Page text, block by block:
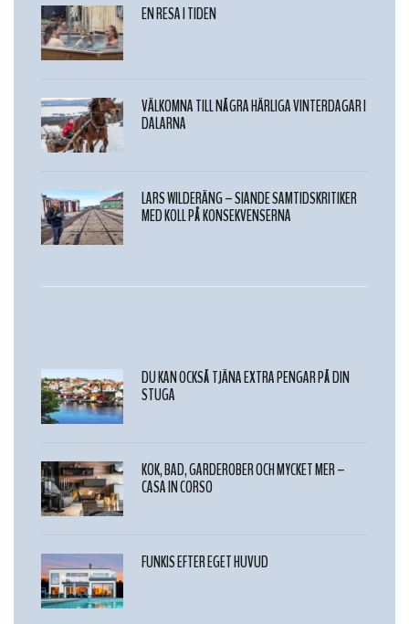
EN RESA I TIDEN
VÄLKOMNA TILL NÅGRA HÄRLIGA VINTERDAGAR I
DALARNA
LARS WILDERÄNG – SIANDE SAMTIDSKRITIKER
MED KOLL PÅ KONSEKVENSERNA
DU KAN OCKSÅ TJÄNA EXTRA PENGAR PÅ DIN
STUGA
KÖK, BAD, GARDEROBER OCH MYCKET MER –
CASA IN CORSO
FUNKIS EFTER EGET HUVUD